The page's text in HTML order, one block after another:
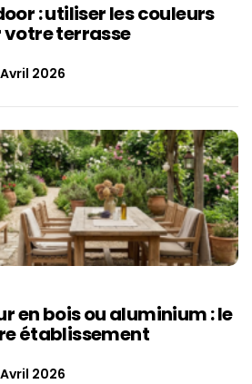
: utiliser les couleurs
terrasse
2026
en bois ou aluminium : le
établissement
2026